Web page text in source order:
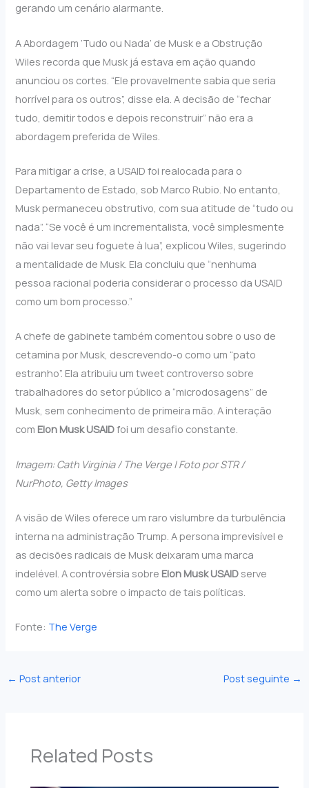
gerando um cenário alarmante.
A Abordagem ‘Tudo ou Nada’ de Musk e a Obstrução
Wiles recorda que Musk já estava em ação quando
anunciou os cortes. “Ele provavelmente sabia que seria
horrível para os outros”, disse ela. A decisão de “fechar
tudo, demitir todos e depois reconstruir” não era a
abordagem preferida de Wiles.
Para mitigar a crise, a USAID foi realocada para o
Departamento de Estado, sob Marco Rubio. No entanto,
Musk permaneceu obstrutivo, com sua atitude de “tudo ou
nada”. “Se você é um incrementalista, você simplesmente
não vai levar seu foguete à lua”, explicou Wiles, sugerindo
a mentalidade de Musk. Ela concluiu que “nenhuma
pessoa racional poderia considerar o processo da USAID
como um bom processo.”
A chefe de gabinete também comentou sobre o uso de
cetamina por Musk, descrevendo-o como um “pato
estranho”. Ela atribuiu um tweet controverso sobre
trabalhadores do setor público a “microdosagens” de
Musk, sem conhecimento de primeira mão. A interação
com Elon Musk USAIDfoi um desafio constante.
Imagem: Cath Virginia / The Verge | Foto por STR /
NurPhoto, Getty Images
A visão de Wiles oferece um raro vislumbre da turbulência
interna na administração Trump. A persona imprevisível e
as decisões radicais de Musk deixaram uma marca
indelével. A controvérsia sobre Elon Musk USAID serve
como um alerta sobre o impacto de tais políticas.
Fonte: The Verge
← Post anterior Post seguinte →
Related Posts